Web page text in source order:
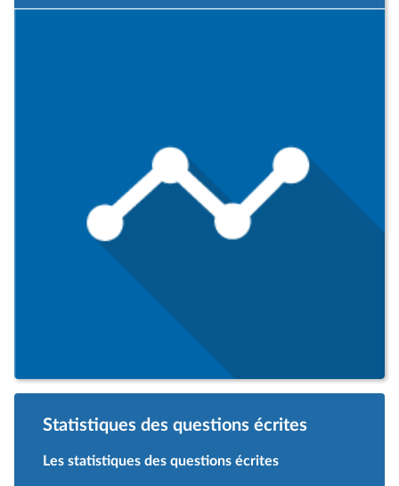
Statistiques des questions écrites
Les statistiques des questions écrites